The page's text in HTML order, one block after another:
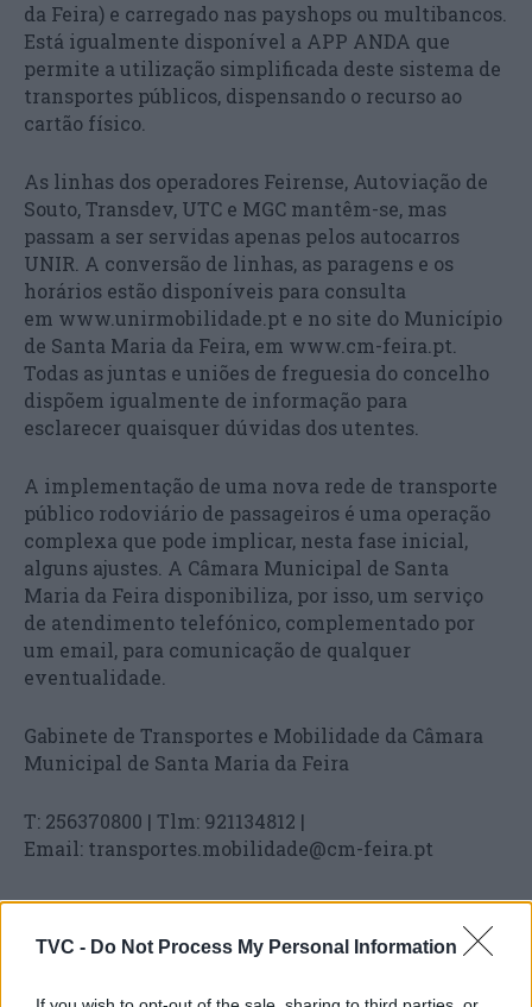
TVC - Do Not Process My Personal Information
da Feira) e carregado nas payshops ou multibancos.
Está igualmente disponível a APP ANDA que
permite a utilização simplificada deste sistema de
transportes públicos, dispensando o recurso ao
cartão físico.
As linhas dos operadores Feirense, Autoviação de
Souto, Transdev, UTC e MGC mantêm-se, mas
passam a ser servidas apenas pelos autocarros
UNIR. A conversão de linhas, as paragens e os
horários estão disponíveis para consulta
em www.unirmobilidade.pt e no site do Município
de Santa Maria da Feira, em www.cm-feira.pt.
Todas as juntas e uniões de freguesia do concelho
dispõem igualmente de informação para
esclarecer quaisquer dúvidas dos utentes.
A implementação de uma nova rede de transporte
público rodoviário de passageiros é uma operação
complexa que pode implicar, nesta fase inicial,
alguns ajustes. A Câmara Municipal de Santa
Maria da Feira disponibiliza, por isso, um serviço
de atendimento telefónico, complementado por
um email, para comunicação de qualquer
eventualidade.
Gabinete de Transportes e Mobilidade da Câmara
Municipal de Santa Maria da Feira
T: 256370800 | Tlm: 921134812 |
Email: transportes.mobilidade@cm-feira.pt